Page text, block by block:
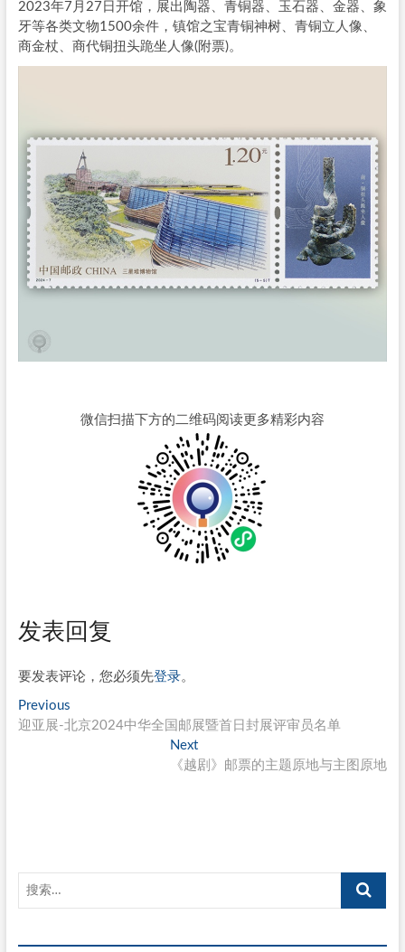
2023年7月27日开馆，展出陶器、青铜器、玉石器、金器、象
牙等各类文物1500余件，镇馆之宝青铜神树、青铜立人像、
商金杖、商代铜扭头跪坐人像(附票)。
微信扫描下方的二维码阅读更多精彩内容
发表回复
要发表评论，您必须先登录。
文
章
PreviousPrevious
post:
迎亚展-北京2024中华全国邮展暨首日封展评审员名单
NextNext
post:
《越剧》邮票的主题原地与主图原地